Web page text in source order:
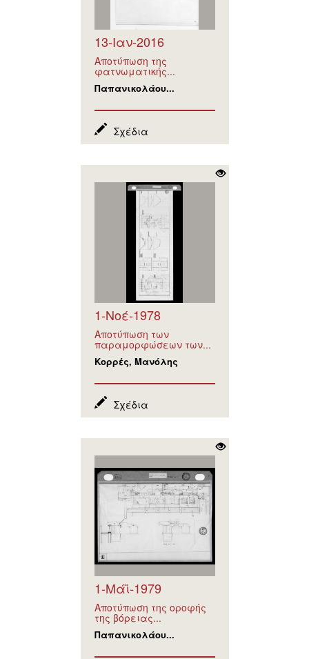
13-Ιαν-2016
Αποτύπωση της
φατνωματικής...
Παπανικολάου...
Σχέδια
1-Νοέ-1978
Αποτύπωση των
παραμορφώσεων των...
Κορρές, Μανόλης
Σχέδια
1-Μάϊ-1979
Αποτύπωση της οροφής
της βόρειας...
Παπανικολάου...